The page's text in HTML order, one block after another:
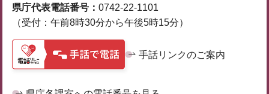
県庁代表電話番号： 0742-22-1101
（受付：午前8時30分から午後5時15分）
手話リンクのご案内